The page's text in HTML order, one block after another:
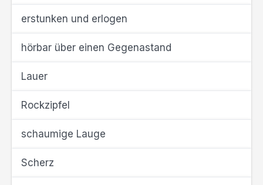
erstunken und erlogen
hörbar über einen Gegenastand
Lauer
Rockzipfel
schaumige Lauge
Scherz